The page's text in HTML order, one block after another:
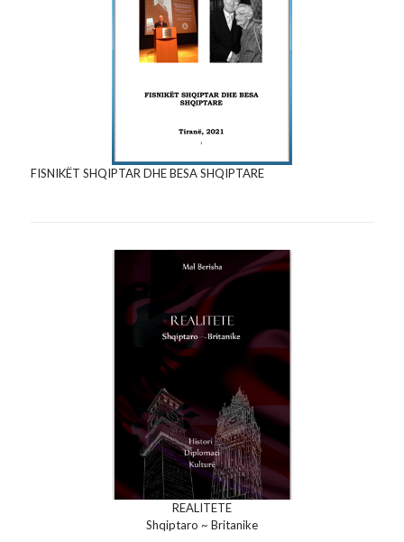
FISNIKËT SHQIPTAR DHE BESA SHQIPTARE
REALITETE
Shqiptaro ~ Britanike